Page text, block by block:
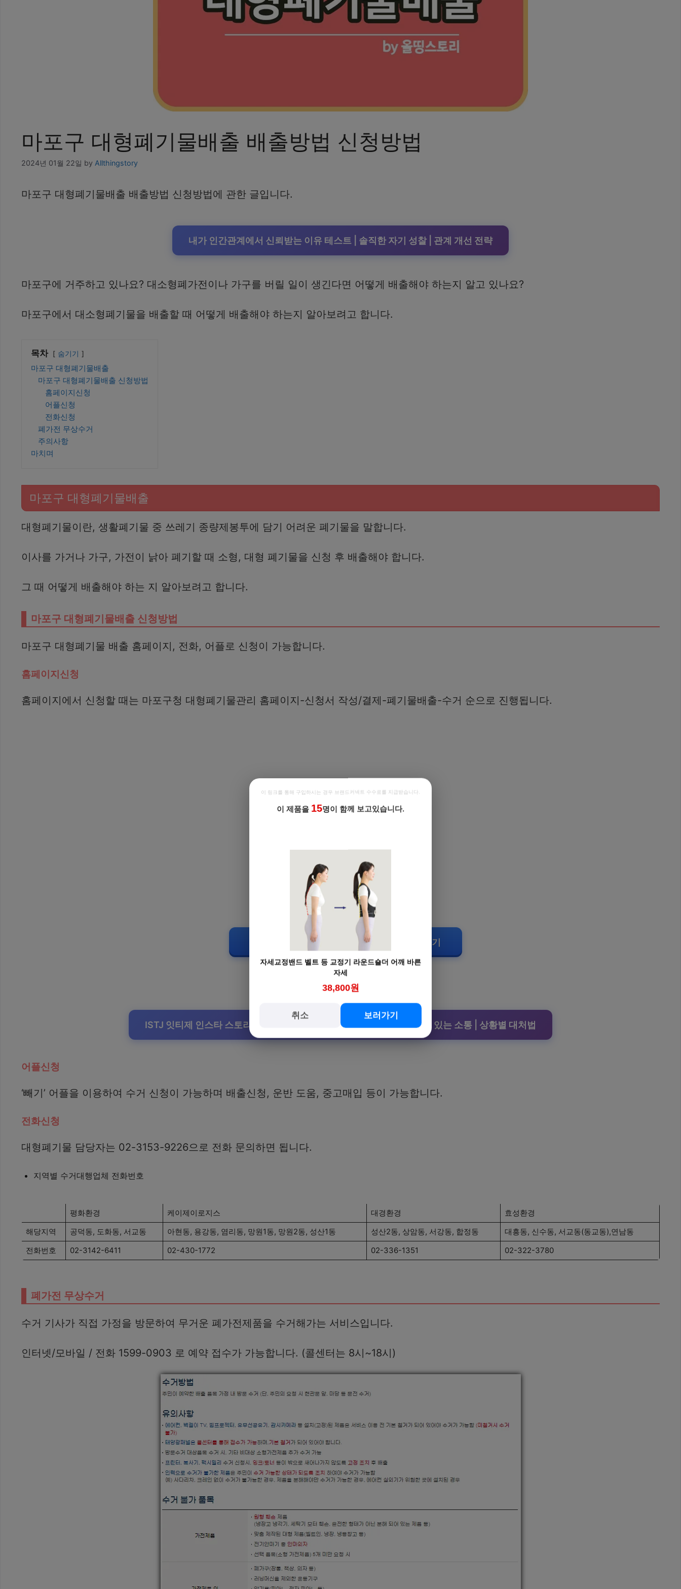
마포구 대형폐기물배출 배출방법 신청방법
2024년 01월 22일 by Allthingstory
마포구 대형폐기물배출 배출방법 신청방법에 관한 글입니다.
내가 인간관계에서 신뢰받는 이유 테스트 | 솔직한 자기 성찰 | 관계 개선 전략
마포구에 거주하고 있나요? 대소형폐가전이나 가구를 버릴 일이 생긴다면 어떻게 배출해야 하는지 알고 있나요?
마포구에서 대소형폐기물을 배출할 때 어떻게 배출해야 하는지 알아보려고 합니다.
목차 숨기기
마포구 대형폐기물배출
마포구 대형폐기물배출 신청방법
홈페이지신청
어플신청
전화신청
폐가전 무상수거
주의사항
마치며
마포구 대형폐기물배출
대형폐기물이란, 생활폐기물 중 쓰레기 종량제봉투에 담기 어려운 폐기물을 말합니다.
이사를 가거나 가구, 가전이 낡아 폐기할 때 소형, 대형 폐기물을 신청 후 배출해야 합니다.
그 때 어떻게 배출해야 하는 지 알아보려고 합니다.
마포구 대형폐기물배출 신청방법
마포구 대형폐기물 배출 홈페이지, 전화, 어플로 신청이 가능합니다.
홈페이지신청
홈페이지에서 신청할 때는 마포구청 대형폐기물관리 홈페이지-신청서 작성/결제-폐기물배출-수거 순으로 진행됩니다.
마포구 대형폐기물배출 신청 홈페이지 바로가기
ISTJ 잇티제 인스타 스토리 의미 염탐 들켰을 때 자연스러운 DM | 진정성 있는 소통 | 상황별 대처법
어플신청
‘빼기’ 어플을 이용하여 수거 신청이 가능하며 배출신청, 운반 도움, 중고매입 등이 가능합니다.
전화신청
대형폐기물 담당자는 02-3153-9226으로 전화 문의하면 됩니다.
지역별 수거대행업체 전화번호
평화환경 케이제이로지스 대경환경
효성환경
해당지역
공덕동, 도화동, 서교동 아현동, 용강동, 염리동, 망원1동, 망원2동, 성산1동 성산2동, 상암동, 서강동, 합정동
대흥동, 신수동, 서교동(동교동),연남동
전화번호
02-3142-6411 02-430-1772 02-336-1351 02-322-3780
폐가전 무상수거
수거 기사가 직접 가정을 방문하여 무거운 폐가전제품을 수거해가는 서비스입니다.
인터넷/모바일 / 전화 1599-0903 로 예약 접수가 가능합니다. (콜센터는 8시~18시)
이 링크를 통해 구입하시는 경우 브랜드커넥트 수수료를 지급받습니다.
이 제품을 15명이 함께 보고있습니다.
자세교정밴드 벨트 등 교정기 라운드숄더 어깨 바른
자세
38,800원
취소 보러가기